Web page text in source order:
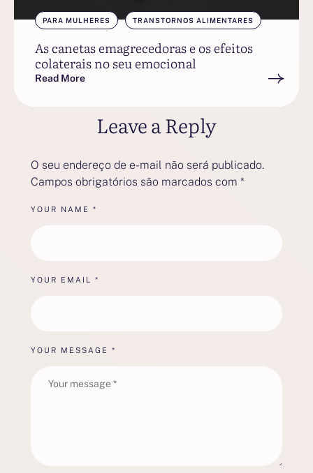
PARA MULHERES TRANSTORNOS ALIMENTARES
As canetas emagrecedoras e os efeitos
colaterais no seu emocional
Read More
Leave a Reply
O seu endereço de e-mail não será publicado.
Campos obrigatórios são marcados com *
YOUR MESSAGE *
YOUR NAME *
YOUR EMAIL *